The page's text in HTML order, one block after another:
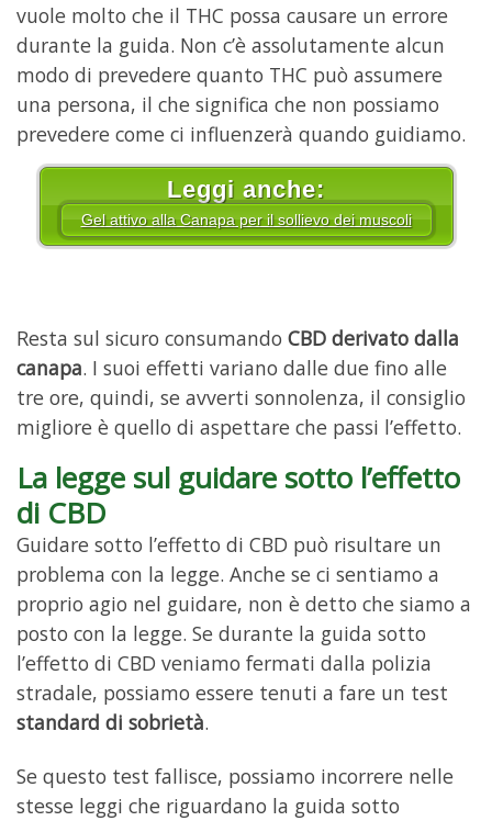
vuole molto che il THC possa causare un errore
durante la guida. Non c’è assolutamente alcun
modo di prevedere quanto THC può assumere
una persona, il che significa che non possiamo
prevedere come ci influenzerà quando guidiamo.
Leggi anche:
Gel attivo alla Canapa per il sollievo dei muscoli
Resta sul sicuro consumando CBD derivato dalla
canapa. I suoi effetti variano dalle due fino alle
tre ore, quindi, se avverti sonnolenza, il consiglio
migliore è quello di aspettare che passi l’effetto.
La legge sul guidare sotto l’effetto
di CBD
Guidare sotto l’effetto di CBD può risultare un
problema con la legge. Anche se ci sentiamo a
proprio agio nel guidare, non è detto che siamo a
posto con la legge. Se durante la guida sotto
l’effetto di CBD veniamo fermati dalla polizia
stradale, possiamo essere tenuti a fare un test
standard di sobrietà.
Se questo test fallisce, possiamo incorrere nelle
stesse leggi che riguardano la guida sotto